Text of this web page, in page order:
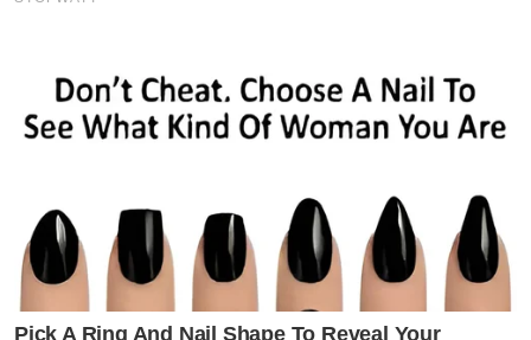
Pick A Ring And Nail Shape To Reveal Your